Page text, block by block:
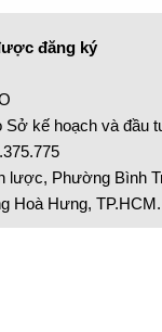
đăng ký
kế hoạch và đầu
lược, Phường Bình
Hoà Hưng,